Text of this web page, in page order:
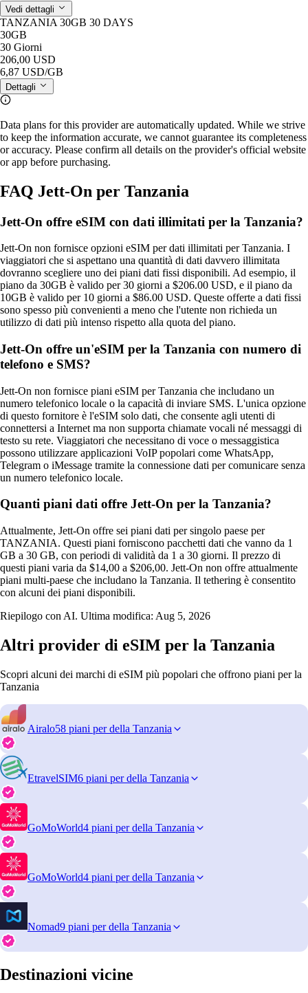
Vedi dettagli
TANZANIA 30GB 30 DAYS
30GB
30 Giorni
206,00 USD
6,87 USD/GB
Dettagli
Data plans for this provider are automatically updated. While we strive
to keep the information accurate, we cannot guarantee its completeness
or accuracy. Please confirm all details on the provider's official website
or app before purchasing.
FAQ Jett-On per Tanzania
Jett-On offre eSIM con dati illimitati per la Tanzania?
Jett‑On non fornisce opzioni eSIM per dati illimitati per Tanzania. I
viaggiatori che si aspettano una quantità di dati davvero illimitata
dovranno scegliere uno dei piani dati fissi disponibili. Ad esempio, il
piano da 30GB è valido per 30 giorni a $206.00 USD, e il piano da
10GB è valido per 10 giorni a $86.00 USD. Queste offerte a dati fissi
sono spesso più convenienti a meno che l'utente non richieda un
utilizzo di dati più intenso rispetto alla quota del piano.
Jett-On offre un'eSIM per la Tanzania con numero di
telefono e SMS?
Jett‑On non fornisce piani eSIM per Tanzania che includano un
numero telefonico locale o la capacità di inviare SMS. L'unica opzione
di questo fornitore è l'eSIM solo dati, che consente agli utenti di
connettersi a Internet ma non supporta chiamate vocali né messaggi di
testo su rete. Viaggiatori che necessitano di voce o messaggistica
possono utilizzare applicazioni VoIP popolari come WhatsApp,
Telegram o iMessage tramite la connessione dati per comunicare senza
un numero telefonico locale.
Quanti piani dati offre Jett-On per la Tanzania?
Attualmente, Jett-On offre sei piani dati per singolo paese per
TANZANIA. Questi piani forniscono pacchetti dati che vanno da 1
GB a 30 GB, con periodi di validità da 1 a 30 giorni. Il prezzo di
questi piani varia da $14,00 a $206,00. Jett-On non offre attualmente
piani multi-paese che includano la Tanzania. Il tethering è consentito
con alcuni dei piani disponibili.
Riepilogo con AI. Ultima modifica: Aug 5, 2026
Altri provider di eSIM per la Tanzania
Scopri alcuni dei marchi di eSIM più popolari che offrono piani per la
Tanzania
Airalo58 piani per della Tanzania
EtravelSIM6 piani per della Tanzania
GoMoWorld4 piani per della Tanzania
GoMoWorld4 piani per della Tanzania
Nomad9 piani per della Tanzania
Destinazioni vicine